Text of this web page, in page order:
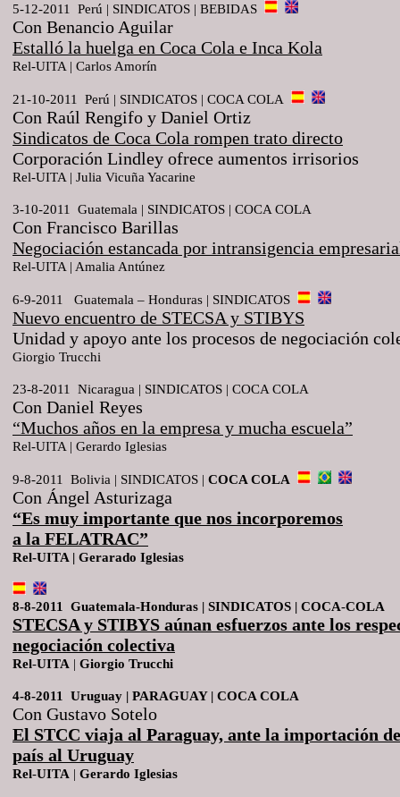
5-12-2011 Perú | SINDICATOS | BEBIDAS
Con Benancio Aguilar
Estalló la huelga en Coca Cola e Inca Kola
Rel-UITA | Carlos Amorín
21-10-2011 Perú | SINDICATOS | COCA COLA
Con Raúl Rengifo y Daniel Ortiz
Sindicatos de Coca Cola rompen trato directo
Corporación Lindley ofrece aumentos irrisorios
Rel-UITA | Julia Vicuña Yacarine
3-10-2011 Guatemala | SINDICATOS | COCA COLA
Con Francisco Barillas
Negociación estancada por intransigencia
Rel-UITA | Amalia Antúnez
6-9-2011 Guatemala – Honduras | SINDICATOS
Nuevo encuentro de STECSA y STIBYS
Unidad y apoyo ante los procesos de negociación
Giorgio Trucchi
23-8-2011 Nicaragua | SINDICATOS | COCA COLA
Con Daniel Reyes
“Muchos años en la empresa y mucha escuela”
Rel-UITA | Gerardo Iglesias
9-8-2011 Bolivia | SINDICATOS | COCA COLA
Con Ángel Asturizaga
“Es muy importante que nos incorporemos
a la FELATRAC”
Rel-UITA | Gerarado Iglesias
8-8-2011 Guatemala-Honduras | SINDICATOS | COCA-COLA
STECSA y STIBYS aúnan esfuerzos ante los
negociación colectiva
Rel-UITA | Giorgio Trucchi
4-8-2011 Uruguay | PARAGUAY | COCA COLA
Con Gustavo Sotelo
El STCC viaja al Paraguay, ante la importación
país al Uruguay
Rel-UITA | Gerardo Iglesias